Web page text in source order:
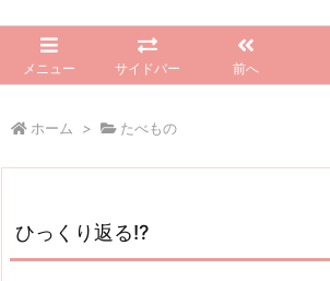
メニュー サイドバー 前へ
ホーム > たべもの
ひっくり返る!?